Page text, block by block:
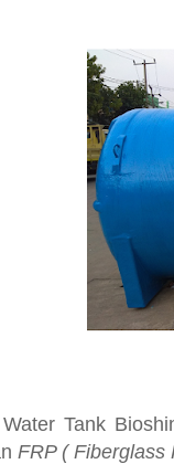
Tank
FRP ( Fiberglass